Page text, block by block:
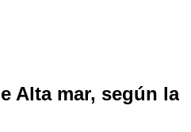
Alta mar, según la